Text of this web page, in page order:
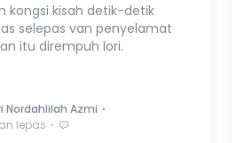
kongsi kisah detik-detik
selepas van penyelamat
itu dirempuh lori.
Nordahlilah Azmi ⋅
lepas ⋅